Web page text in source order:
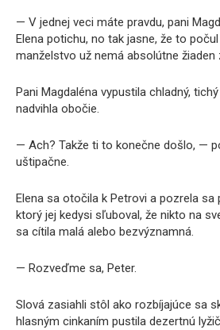
— V jednej veci máte pravdu, pani
Elena potichu, no tak jasne, že to
manželstvo už nemá absolútne žiaden
Pani Magdaléna vypustila chladný,
nadvihla obočie.
— Ach? Takže ti to konečne došlo, —
uštipačne.
Elena sa otočila k Petrovi a pozrela sa
ktorý jej kedysi sľuboval, že nikto na
sa cítila malá alebo bezvýznamná.
— Rozveďme sa, Peter.
Slová zasiahli stôl ako rozbíjajúce sa
hlasným cinkaním pustila dezertnú